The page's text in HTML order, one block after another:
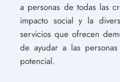
a personas de todas las
impacto social y la
servicios que ofrecen
de ayudar a las
potencial.